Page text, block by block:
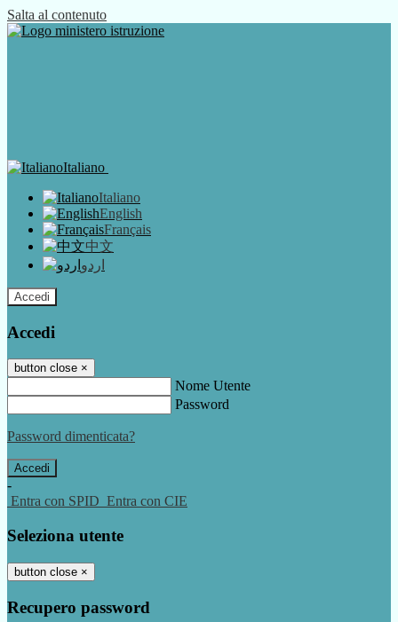
Salta al contenuto
Italiano
Italiano
English
Français
中文
اردو
Accedi
Accedi
button close ×
Nome Utente
Password
Password dimenticata?
-
Entra con SPID Entra con CIE
Seleziona utente
button close ×
Recupero password